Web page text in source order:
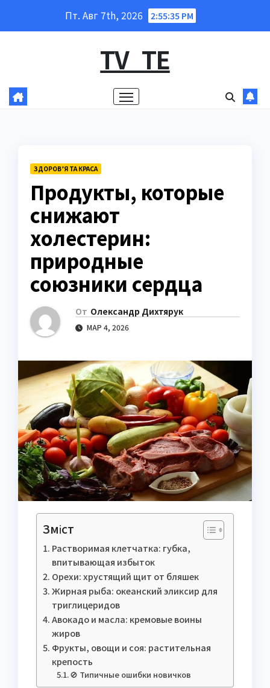
Пт. Авг 7th, 2026 2:55:36 PM
TV_TE
ЗДОРОВ’Я ТА КРАСА
Продукты, которые
снижают
холестерин:
природные
союзники сердца
От Олександр Дихтярук
МАР 4, 2026
Зміст
Растворимая клетчатка: губка,
впитывающая избыток
Орехи: хрустящий щит от бляшек
Жирная рыба: океанский эликсир для
триглицеридов
Авокадо и масла: кремовые воины
жиров
Фрукты, овощи и соя: растительная
крепость
🚫 Типичные ошибки новичков